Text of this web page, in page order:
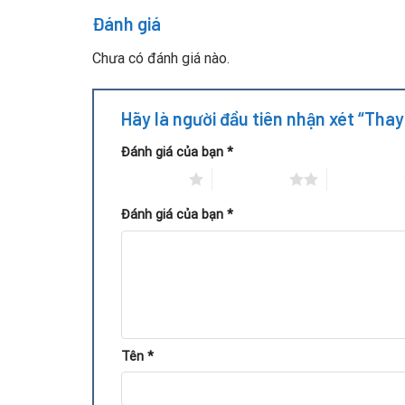
Đánh giá
Chưa có đánh giá nào.
Hãy là người đầu tiên nhận xét
Đánh giá của bạn *
Đánh giá của bạn *
Tên *